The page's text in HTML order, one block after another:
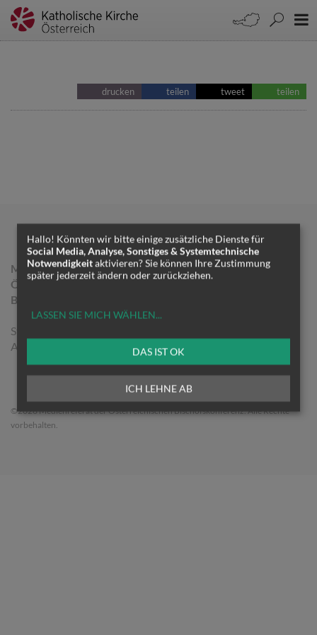
drucken teilen tweet teilen
MEDIENREFERAT DER
ÖSTERREICHISCHEN
BISCHOFSKONFERENZ
Stephansplatz 4/6/1
A-1010 Wien
©2026 Medienreferat der Österreichischen Bischofskonferenz. Alle Rechte
vorbehalten.
Hallo! Könnten wir bitte einige zusätzliche Dienste für
Social Media, Analyse, Sonstiges & Systemtechnische
Notwendigkeitaktivieren? Sie können Ihre Zustimmung
später jederzeit ändern oder zurückziehen.
LASSEN SIE MICH WÄHLEN...
ICH LEHNE AB
DAS IST OK